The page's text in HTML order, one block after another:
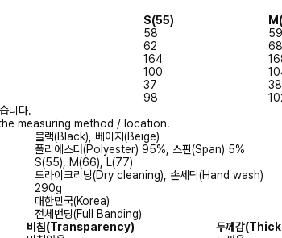
S(55)
58 59
62 68
164
100
37 38
98
니다.
measuring method / location.
블랙(Black), 베이지(Beige)
폴리에스터(Polyester) 95%, 스판(Span) 5%
S(55), M(66), L(77)
드라이크리닝(Dry cleaning), 손세탁(Hand wash)
290g
대한민국(Korea)
전체밴딩(Full Banding)
비침(Transparency) 두께감